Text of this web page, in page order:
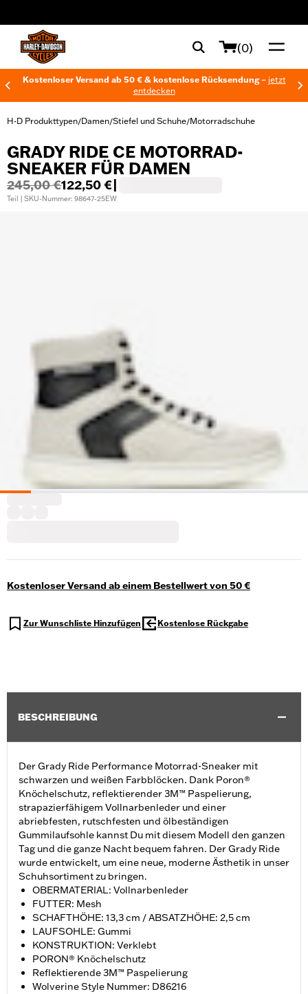
(0)
Kostenloser Versand ab 50 € & kostenlose Rücksendung – jetzt
entdecken
H-D Produkttypen/Damen/Stiefel und Schuhe/Motorradschuhe
GRADY RIDE CE MOTORRAD-
SNEAKER FÜR DAMEN
245,00 €122,50 €
Teil | SKU-Nummer: 98647-25EW
Kostenloser Versand ab einem Bestellwert von 50 €
Zur Wunschliste Hinzufügen Kostenlose Rückgabe
BESCHREIBUNG
Der Grady Ride Performance Motorrad-Sneaker mit
schwarzen und weißen Farbblöcken. Dank Poron®
Knöchelschutz, reflektierender 3M™ Paspelierung,
strapazierfähigem Vollnarbenleder und einer
abriebfesten, rutschfesten und ölbeständigen
Gummilaufsohle kannst Du mit diesem Modell den ganzen
Tag und die ganze Nacht bequem fahren. Der Grady Ride
wurde entwickelt, um eine neue, moderne Ästhetik in unser
Schuhsortiment zu bringen.
OBERMATERIAL: Vollnarbenleder
FUTTER: Mesh
SCHAFTHÖHE: 13,3 cm / ABSATZHÖHE: 2,5 cm
LAUFSOHLE: Gummi
KONSTRUKTION: Verklebt
PORON® Knöchelschutz
Reflektierende 3M™ Paspelierung
Wolverine Style Nummer: D86216